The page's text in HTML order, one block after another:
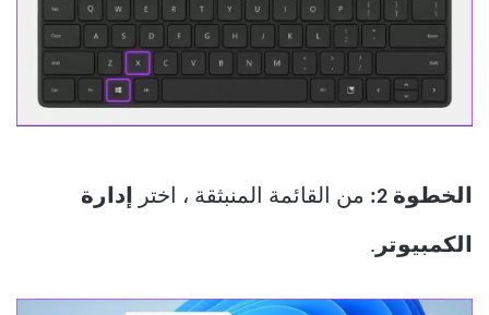
الخطوة 2: من القائمة المنبثقة ، اختر إدارة
الكمبيوتر .